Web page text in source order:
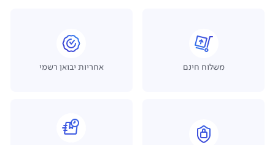
משלוח חינם אחריות יבואן רשמי